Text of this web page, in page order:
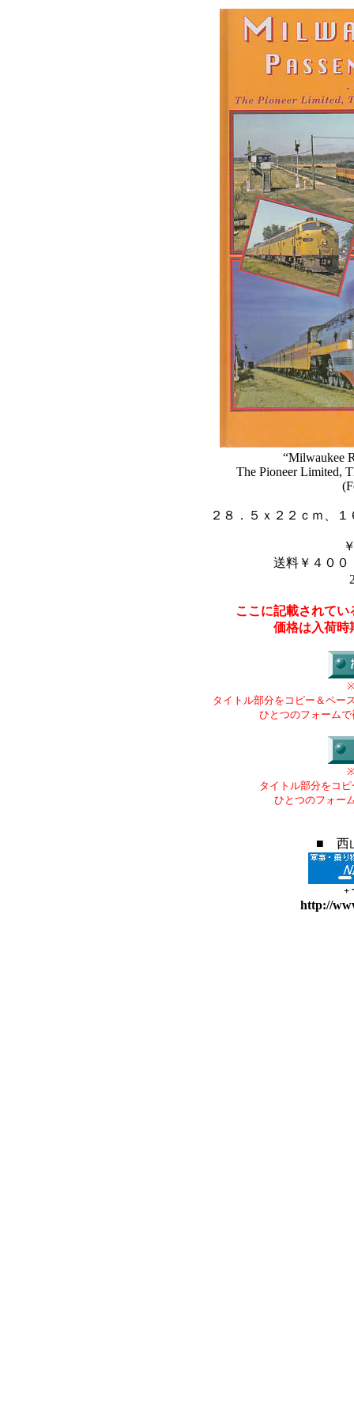
“Milwaukee
The Pioneer Limited,
２８．５ｘ２２ｃｍ、
送料￥４００
ここに記載されて
価格は入荷時
タイトル部分をコピー＆ペー
ひとつのフォーム
タイトル部分をコ
ひとつのフォー
■ 西
+
http://